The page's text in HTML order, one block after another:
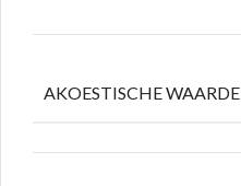
AKOESTISCHE WAARDE